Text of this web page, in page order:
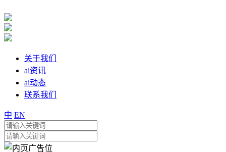
关于我们
ai资讯
ai动态
联系我们
中 EN